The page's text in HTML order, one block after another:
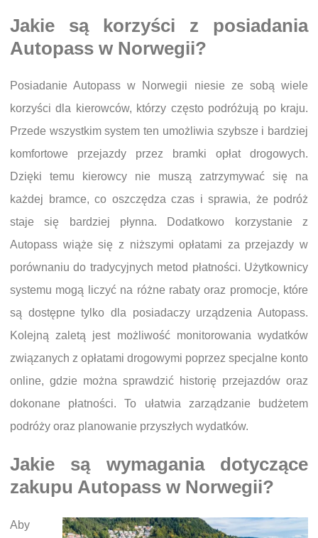
Jakie są korzyści z posiadania
Autopass w Norwegii?
Posiadanie Autopass w Norwegii niesie ze sobą wiele
korzyści dla kierowców, którzy często podróżują po kraju.
Przede wszystkim system ten umożliwia szybsze i bardziej
komfortowe przejazdy przez bramki opłat drogowych.
Dzięki temu kierowcy nie muszą zatrzymywać się na
każdej bramce, co oszczędza czas i sprawia, że podróż
staje się bardziej płynna. Dodatkowo korzystanie z
Autopass wiąże się z niższymi opłatami za przejazdy w
porównaniu do tradycyjnych metod płatności. Użytkownicy
systemu mogą liczyć na różne rabaty oraz promocje, które
są dostępne tylko dla posiadaczy urządzenia Autopass.
Kolejną zaletą jest możliwość monitorowania wydatków
związanych z opłatami drogowymi poprzez specjalne konto
online, gdzie można sprawdzić historię przejazdów oraz
dokonane płatności. To ułatwia zarządzanie budżetem
podróży oraz planowanie przyszłych wydatków.
Jakie są wymagania dotyczące
zakupu Autopass w Norwegii?
Aby